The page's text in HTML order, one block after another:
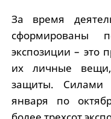
За время
сформированы
экспозиции – это
их личные
защиты. Силами
января по